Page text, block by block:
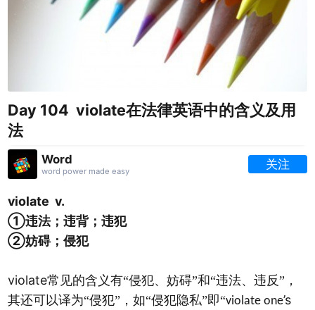
Day 104 violate在法律英语中的含义及用
法
Word
word power made easy 关注
violate v.
①违法；违背；违犯
②妨碍；侵犯
violate常见的含义有“侵犯、妨碍”和“违法、违反”，
其还可以译为“侵犯”，如“侵犯隐私”即“violate one’s